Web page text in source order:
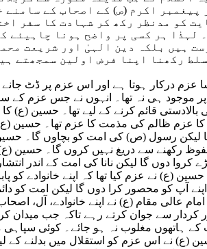
اکرم (ص) کے اصحاب کے
کو مدنظر رکھ کر شہادت کا سفر
لہذٰا ہر کسی پر واضح ہونا
ہیں بلکہ دین الہیٰ اور شریعت
رکھنا اپنا فرض اولین سمجھتے
درکار ہوتا ہے اور اس عزم پر ڈٹ
موجود ہی نہ تھا۔ انہوں نے جس عزم کے
قائم کرنے کے لیے تھا۔ حسین
ظالم کی مذمت کا عزم تھا۔ حسین (ع)
لیکن رسول (ص) کی امت کو بچاوں گا۔
رکھنے سے دریغ نہیں کروں گا۔
کروا دوں گا لیکن نانا کی امت کے اندر
حسین (ع) نے عزم کیا تھا کہ اپنے خانوادے
آپ کو محصور کرا دوں گا لیکن امت کو
امام عالی مقام (ع) نے اپنے خانوادے،
کردار سے جوان کرتے رہے تاکہ جب
ہاتھوں مغلوب نہ ہو جائے۔ کوئی
(ع) نے اس عزم کو استقلال میں بدلنے کے